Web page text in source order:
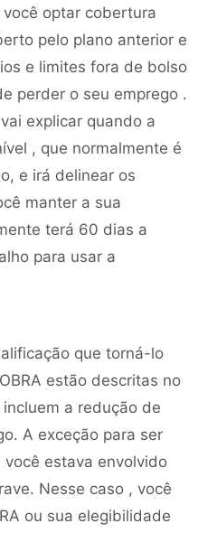
optar cobertura
pelo plano anterior e
e limites fora de bolso
perder o seu emprego .
explicar quando a
, que normalmente é
e irá delinear os
manter a sua
terá 60 dias a
para usar a
que torná-lo
estão descritas no
a redução de
A exceção para ser
você estava envolvido
Nesse caso , você
ou sua elegibilidade